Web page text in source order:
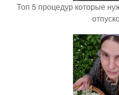
Топ 5 процедур которые